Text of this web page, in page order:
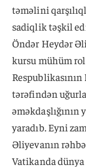
təməlini
sadiqlik təşkil
Öndər Heydər
kursu mühüm rol
tərəfindən
yaradıb. Eyni
Əliyevanın
Vatikanda